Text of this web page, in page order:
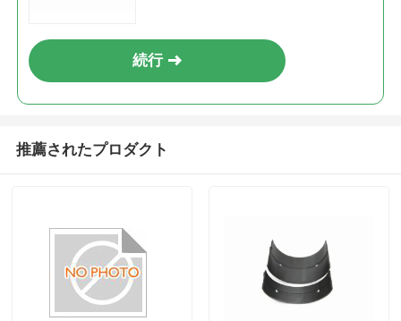
続行
推薦されたプロダクト